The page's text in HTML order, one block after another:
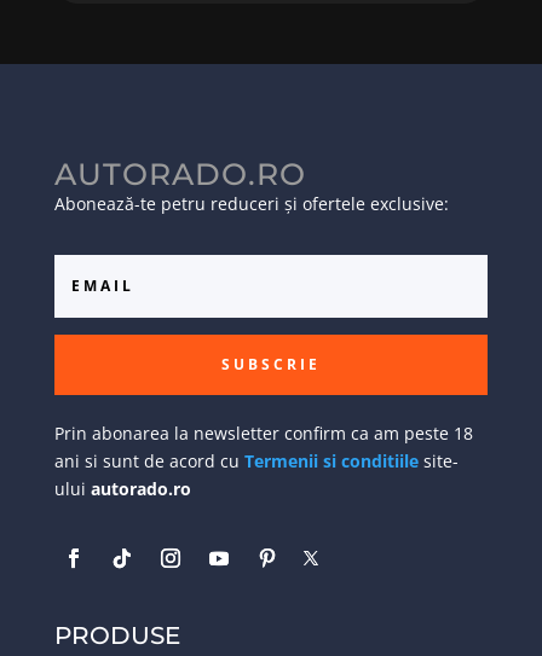
AUTORADO.RO
Abonează-te petru reduceri și ofertele exclusive:
SUBSCRIE
Prin abonarea la newsletter confirm ca am peste 18
ani si sunt de acord cu Termenii si conditiilesite-
ului autorado.ro
PRODUSE